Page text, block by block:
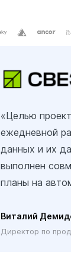
«Целью
ежедневной
данных и их
выполнен
планы на
Виталий
Директор по